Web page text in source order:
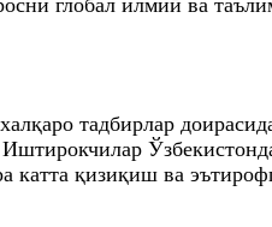
тадбирлар
қизиқиш ва